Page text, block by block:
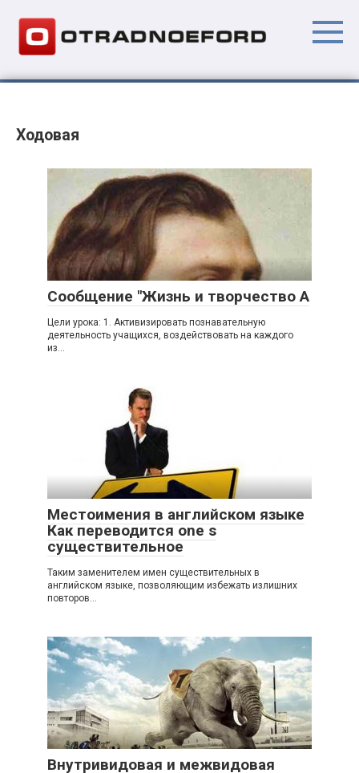
контенту
Ходовая
Сообщение "Жизнь и творчество А
Цели урока: 1. Активизировать познавательную
деятельность учащихся, воздействовать на каждого
из...
Местоимения в английском языке
Как переводится one s
существительное
Таким заменителем имен существительных в
английском языке, позволяющим избежать излишних
повторов...
Внутривидовая и межвидовая